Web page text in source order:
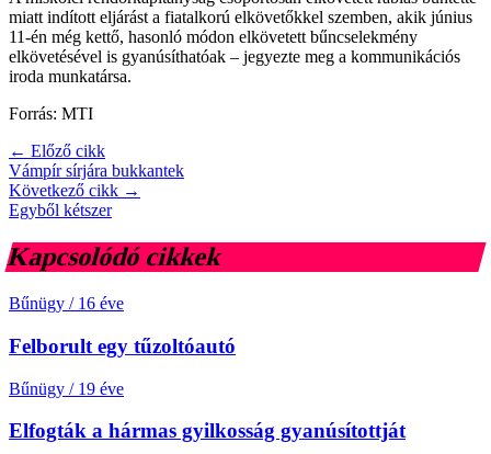
miatt indított eljárást a fiatalkorú elkövetőkkel szemben, akik június
11-én még kettő, hasonló módon elkövetett bűncselekmény
elkövetésével is gyanúsíthatóak – jegyezte meg a kommunikációs
iroda munkatársa.
Forrás: MTI
← Előző cikk
Vámpír sírjára bukkantek
Következő cikk →
Egyből kétszer
Kapcsolódó cikkek
Bűnügy / 16 éve
Felborult egy tűzoltóautó
Bűnügy / 19 éve
Elfogták a hármas gyilkosság gyanúsítottját